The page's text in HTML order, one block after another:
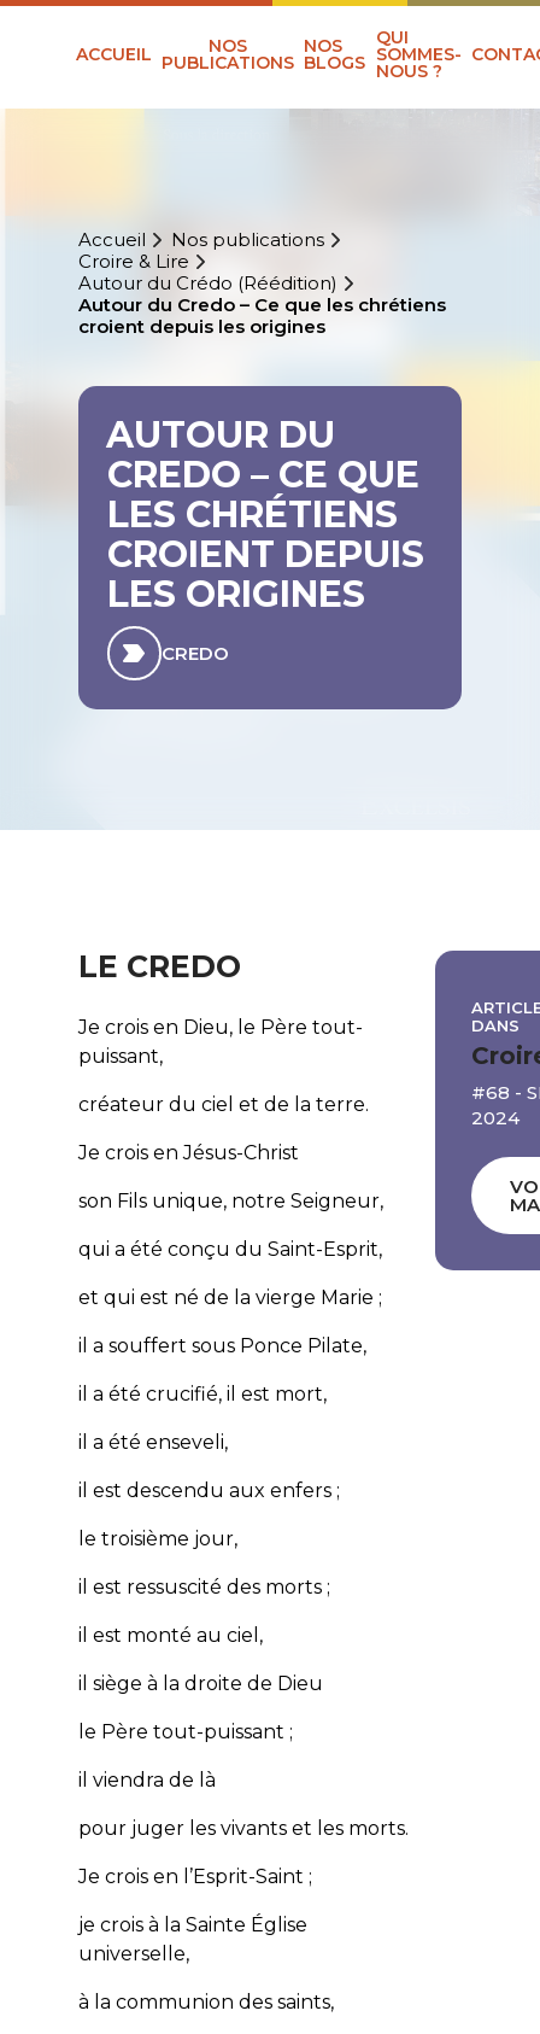
ACCUEIL NOS
PUBLICATIONS
NOS
BLOGS
QUI
SOMMES-
NOUS ?
Accueil
Nos publications
Croire & Lire
Autour du Crédo (Réédition)
Autour du Credo – Ce que les chrétiens
croient depuis les origines
AUTOUR DU
CREDO – CE QUE
LES CHRÉTIENS
CROIENT DEPUIS
LES ORIGINES
CREDO
LE CREDO
Je crois en Dieu, le Père tout-
puissant,
créateur du ciel et de la terre.
Je crois en Jésus-Christ
son Fils unique, notre Seigneur,
qui a été conçu du Saint-Esprit,
et qui est né de la vierge Marie ;
il a souffert sous Ponce Pilate,
il a été crucifié, il est mort,
il a été enseveli,
il est descendu aux enfers ;
le troisième jour,
il est ressuscité des morts ;
il est monté au ciel,
il siège à la droite de Dieu
le Père tout-puissant ;
il viendra de là
pour juger les vivants et les morts.
Je crois en l’Esprit-Saint ;
je crois à la Sainte Église
universelle,
à la communion des saints,
DANS
#68 -
2024